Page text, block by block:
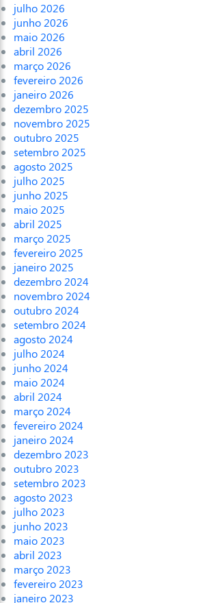
julho 2026
junho 2026
maio 2026
abril 2026
março 2026
fevereiro 2026
janeiro 2026
dezembro 2025
novembro 2025
outubro 2025
setembro 2025
agosto 2025
julho 2025
junho 2025
maio 2025
abril 2025
março 2025
fevereiro 2025
janeiro 2025
dezembro 2024
novembro 2024
outubro 2024
setembro 2024
agosto 2024
julho 2024
junho 2024
maio 2024
abril 2024
março 2024
fevereiro 2024
janeiro 2024
dezembro 2023
outubro 2023
setembro 2023
agosto 2023
julho 2023
junho 2023
maio 2023
abril 2023
março 2023
fevereiro 2023
janeiro 2023